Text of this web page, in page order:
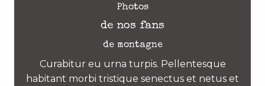
Photos
de nos fans
de montagne
Curabitur eu urna turpis. Pellentesque
habitant morbi tristique senectus et netus et